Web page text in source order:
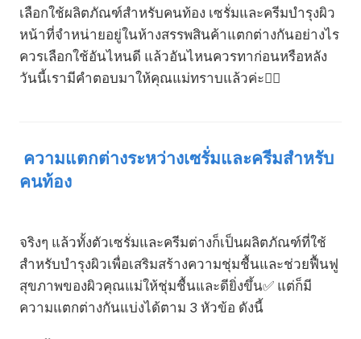
เลือกใช้ผลิตภัณฑ์สำหรับคนท้อง เซรั่มและครีมบำรุงผิว
หน้าที่จำหน่ายอยู่ในห้างสรรพสินค้าแตกต่างกันอย่างไร
ควรเลือกใช้อันไหนดี แล้วอันไหนควรทาก่อนหรือหลัง
วันนี้เรามีคำตอบมาให้คุณแม่ทราบแล้วค่ะ💁‍♀️
ความแตกต่างระหว่างเซรั่มและครีมสำหรับ
คนท้อง
จริงๆ แล้วทั้งตัวเซรั่มและครีมต่างก็เป็นผลิตภัณฑ์ที่ใช้
สำหรับบำรุงผิวเพื่อเสริมสร้างความชุ่มชื้นและช่วยฟื้นฟู
สุขภาพของผิวคุณแม่ให้ชุ่มชื้นและดียิ่งขึ้น✅ แต่ก็มี
ความแตกต่างกันแบ่งได้ตาม 3 หัวข้อ ดังนี้